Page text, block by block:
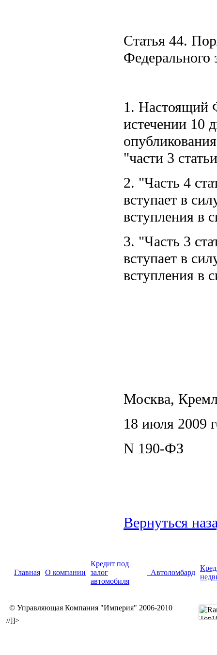
Статья 44.
Федерального
1. Настоящий
истечении 10
части 3
2.
Часть 4
вступает в
вступления в
3.
Часть 3
вступает в
вступления в
Москва,
18 июля 2009
N 190-ФЗ
Вернуться
Главная О компании
Кредит под
залог
автомобиля
Автоломбард
© Управляющая Компания "Империя" 2006-2010
//]]>